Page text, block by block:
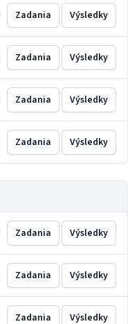
Zadania Výsledky
Zadania Výsledky
Zadania Výsledky
Zadania Výsledky
Zadania Výsledky
Zadania Výsledky
Zadania Výsledky